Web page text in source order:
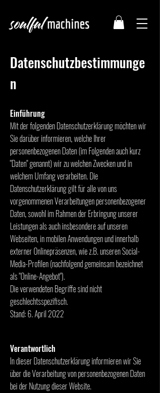
Datenschutzbestimmunge
n
Einführung
Mit der folgenden Datenschutzerklärung möchten wir
Sie darüber informieren, welche Ihrer
personenbezogenen Daten (im Folgenden auch kurz
"Daten" genannt) wir zu welchen Zwecken und in
welchem Umfang verarbeiten. Die
Datenschutzerklärung gilt für alle von uns
vorgenommenen Verarbeitungen personenbezogener
Daten, sowohl im Rahmen der Erbringung unserer
Leistungen als auch insbesondere auf unseren
Webseiten, in mobilen Anwendungen und innerhalb
externer Onlinepräsenzen, wie z.B. unseren Social-
Media-Profilen (nachfolgend gemeinsam bezeichnet
als "Online-Angebot").
Die verwendeten Begriffe sind nicht
geschlechtsspezifisch.
Stand: 6. April 2022
Verantwortlich
In dieser Datenschutzerklärung informieren wir Sie
über die Verarbeitung von personenbezogenen Daten
bei der Nutzung dieser Website.